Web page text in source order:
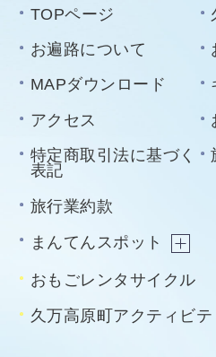
TOPページ
お遍路について
MAPダウンロード
アクセス
特定商取引法に基づく
表記
旅行業約款
まんてんスポット
おもごレンタサイクル
久万高原町アクティビテ